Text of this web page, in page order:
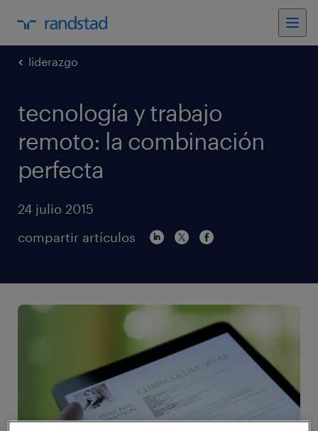
liderazgo
tecnología y trabajo
remoto: la combinación
perfecta
24 julio 2015
compartir artículos